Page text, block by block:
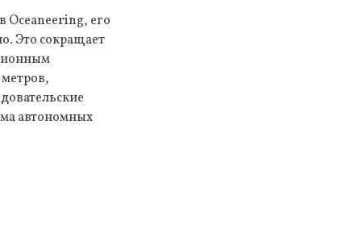
Oceaneering, его
Это сокращает
автономных